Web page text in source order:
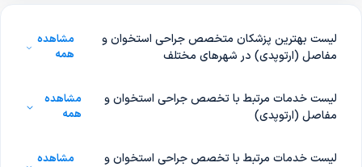
می‌دهیم که حساسیت زیادی به خرج دهید؛ چرا که سلامتی شوخی‌بردار
نیست! یک پزشک متخصص و باتجربه در حوزه جراحی استخوان و مفاصل
درمان، می‌تواند خیال شما را از بابت سلامتی‌تان راحت کند. ما در سامانه
آگاهی کامل، پزشک خود را انتخاب کنید.
لیست بهترین پزشکان متخصص جراحی استخوان و
مفاصل (ارتوپدی) در شهرهای مختلف
مشاهده
همه
لیست خدمات مرتبط با تخصص جراحی استخوان و
مفاصل (ارتوپدی)
مشاهده
همه
لیست خدمات مرتبط با تخصص جراحی استخوان و
مشاهده